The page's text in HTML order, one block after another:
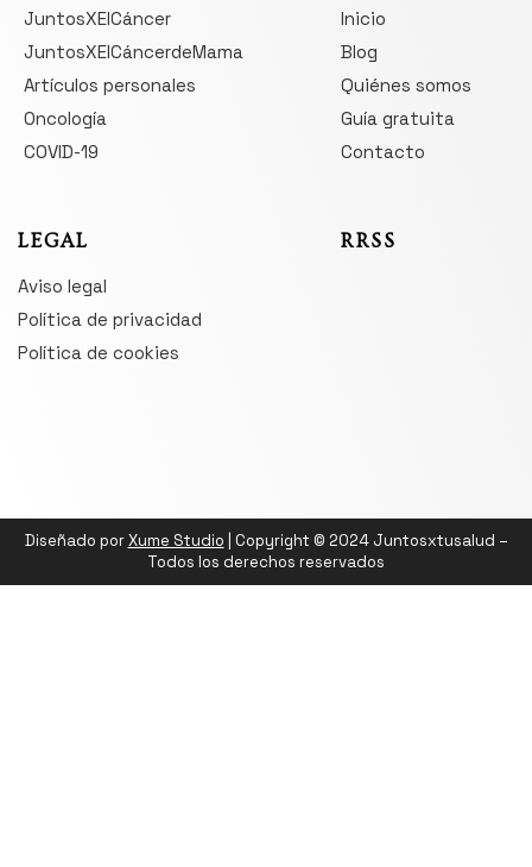
JuntosXElCáncer
JuntosXElCáncerdeMama
Artículos personales
Oncología
COVID-19
Inicio
Blog
Quiénes somos
Guía gratuita
Contacto
LEGAL
Aviso legal
Política de privacidad
Política de cookies
RRSS
Diseñado porXume Studio | Copyright © 2024 Juntosxtusalud –
Todos los derechos reservados